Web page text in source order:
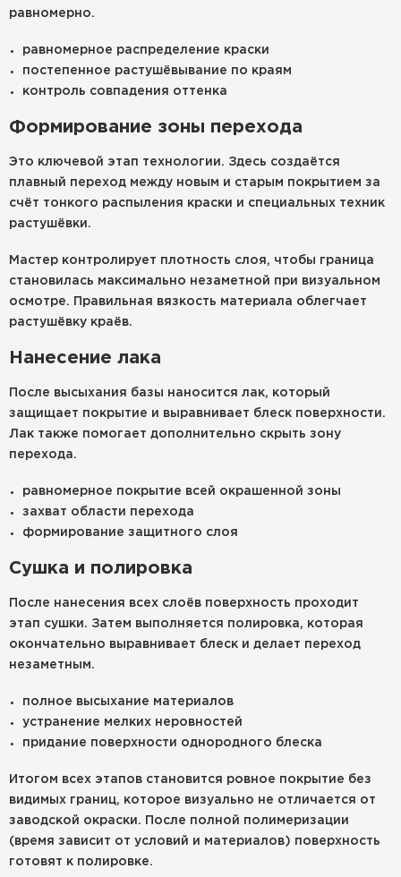
равномерно.
равномерное распределение краски
постепенное растушёвывание по краям
контроль совпадения оттенка
Формирование зоны перехода
Это ключевой этап технологии. Здесь создаётся
плавный переход между новым и старым покрытием за
счёт тонкого распыления краски и специальных техник
растушёвки.
Мастер контролирует плотность слоя, чтобы граница
становилась максимально незаметной при визуальном
осмотре. Правильная вязкость материала облегчает
растушёвку краёв.
Нанесение лака
После высыхания базы наносится лак, который
защищает покрытие и выравнивает блеск поверхности.
Лак также помогает дополнительно скрыть зону
перехода.
равномерное покрытие всей окрашенной зоны
захват области перехода
формирование защитного слоя
Сушка и полировка
После нанесения всех слоёв поверхность проходит
этап сушки. Затем выполняется полировка, которая
окончательно выравнивает блеск и делает переход
незаметным.
полное высыхание материалов
устранение мелких неровностей
придание поверхности однородного блеска
Итогом всех этапов становится ровное покрытие без
видимых границ, которое визуально не отличается от
заводской окраски. После полной полимеризации
(время зависит от условий и материалов) поверхность
готовят к полировке.